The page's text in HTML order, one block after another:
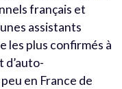
français et
assistants
les plus confirmés à
d’auto-
en France de